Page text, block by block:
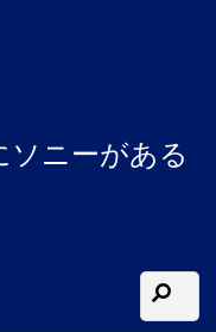
ニーがある